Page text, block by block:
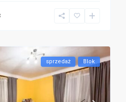
sprzedaż Blok